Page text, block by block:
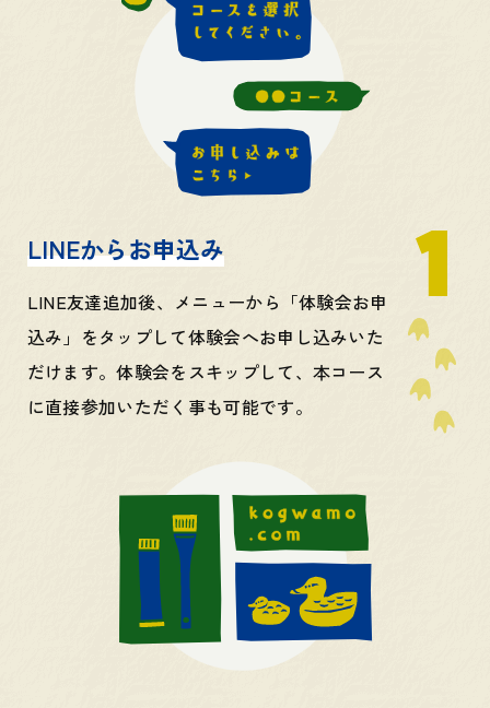
LINEからお申込み
LINE友達追加後、メニューから「体験会お申
込み」をタップして体験会へお申し込みいた
だけます。体験会をスキップして、本コース
に直接参加いただく事も可能です。